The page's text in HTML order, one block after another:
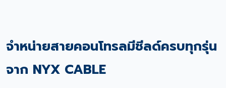
จำหน่ายสายคอนโทรลมีชีลด์ครบทุกรุ่น
จาก NYX CABLE